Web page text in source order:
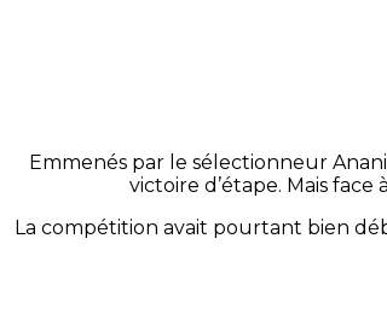
Emmenés par le sélectionneur
victoire d’étape. Mais
La compétition avait pourtant bien